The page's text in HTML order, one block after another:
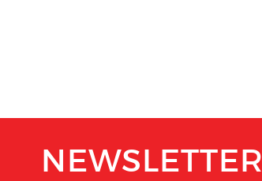
NEWSLETTER